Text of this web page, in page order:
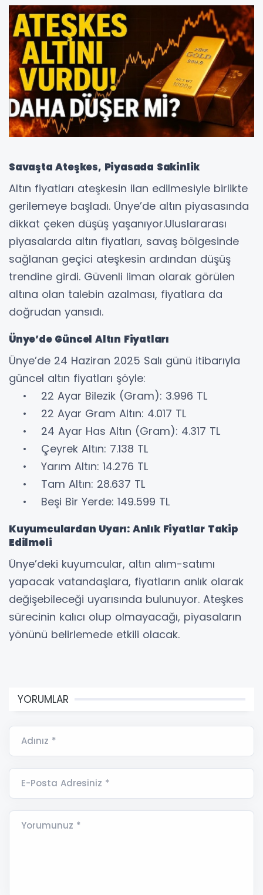
Savaşta Ateşkes, Piyasada Sakinlik
Altın fiyatları ateşkesin ilan edilmesiyle birlikte
gerilemeye başladı. Ünye’de altın piyasasında
dikkat çeken düşüş yaşanıyor.Uluslararası
piyasalarda altın fiyatları, savaş bölgesinde
sağlanan geçici ateşkesin ardından düşüş
trendine girdi. Güvenli liman olarak görülen
altına olan talebin azalması, fiyatlara da
doğrudan yansıdı.
Ünye’de Güncel Altın Fiyatları
Ünye’de 24 Haziran 2025 Salı günü itibarıyla
güncel altın fiyatları şöyle:
• 22 Ayar Bilezik (Gram): 3.996 TL
• 22 Ayar Gram Altın: 4.017 TL
• 24 Ayar Has Altın (Gram): 4.317 TL
• Çeyrek Altın: 7.138 TL
• Yarım Altın: 14.276 TL
• Tam Altın: 28.637 TL
• Beşi Bir Yerde: 149.599 TL
Kuyumculardan Uyarı: Anlık Fiyatlar Takip
Edilmeli
Ünye’deki kuyumcular, altın alım-satımı
yapacak vatandaşlara, fiyatların anlık olarak
değişebileceği uyarısında bulunuyor. Ateşkes
sürecinin kalıcı olup olmayacağı, piyasaların
yönünü belirlemede etkili olacak.
YORUMLAR
Adınız *
E-Posta Adresiniz *
Yorumunuz *